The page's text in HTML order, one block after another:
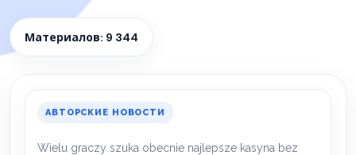
Материалов: 9 344
АВТОРСКИЕ НОВОСТИ
Wielu graczy szuka obecnie najlepsze kasyna bez